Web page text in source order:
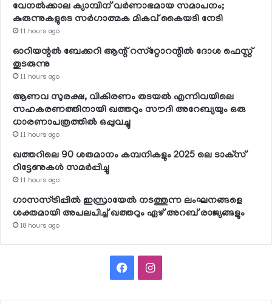
വേനല്‍ക്കാല ക്യാമ്പിന് വര്‍ണാഭമായ സമാപനം;
കുരുന്നുകളുടെ സര്‍ഗാത്മക മികവ് കൈയടി നേടി
11 hours ago
ഓറിയന്റല്‍ ബേക്കറി ആന്റ് റസ്‌റ്റോറന്റില്‍ ദോശ ഫെസ്റ്റ്
തുടരുന്നു
11 hours ago
ആണവ സുരക്ഷ, വികിരണം തടയല്‍ എന്നിവയിലെ
സഹകരണത്തിനായി ഖത്തറും സൗദി അറേബ്യയും ഒരു
ധാരണാപത്രത്തില്‍ ഒപ്പുവച്ചു
11 hours ago
ഖത്തറിലെ 90 ശതമാനം കമ്പനികളും 2025 ലെ ടാക്‌സ്
റിട്ടേണുകള്‍ സമര്‍പ്പിച്ചു
11 hours ago
ഗാസസ്ട്രിപ്പില്‍ ഇസ്രായേല്‍ നടത്തുന്ന ലംഘനങ്ങളെ
ശക്തമായി അപലപിച്ച് ഖത്തറും ഏഴ് അറബ് രാജ്യങ്ങളും
18 hours ago
FacebookInstagram